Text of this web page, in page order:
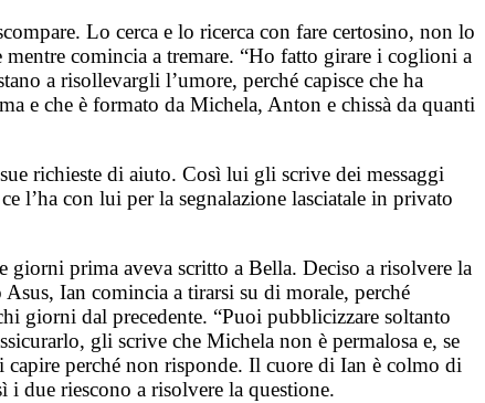
Lo cerca e lo ricerca con fare certosino, non lo
comincia a tremare. “Ho fatto girare i coglioni a
a risollevargli l’umore, perché capisce che ha
e che è formato da Michela, Anton e chissà da quanti
richieste di aiuto. Così lui gli scrive dei messaggi
l’ha con lui per la segnalazione lasciatale in privato
giorni prima aveva scritto a Bella. Deciso a risolvere la
Ian comincia a tirarsi su di morale, perché
giorni dal precedente. “Puoi pubblicizzare soltanto
gli scrive che Michela non è permalosa e, se
perché non risponde. Il cuore di Ian è colmo di
due riescono a risolvere la questione.